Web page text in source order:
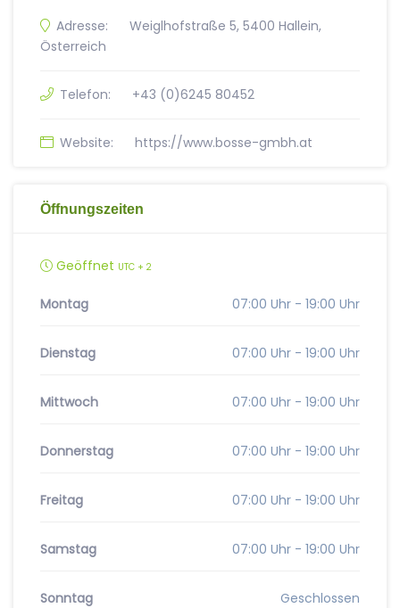
Adresse:
Weiglhofstraße 5, 5400 Hallein,
Österreich
Telefon: +43 (0)6245 80452
Website: https://www.bosse-gmbh.at
Öffnungszeiten
Geöffnet UTC + 2
Montag 07:00 Uhr - 19:00 Uhr
Dienstag 07:00 Uhr - 19:00 Uhr
Mittwoch 07:00 Uhr - 19:00 Uhr
Donnerstag 07:00 Uhr - 19:00 Uhr
Freitag 07:00 Uhr - 19:00 Uhr
Samstag 07:00 Uhr - 19:00 Uhr
Sonntag Geschlossen